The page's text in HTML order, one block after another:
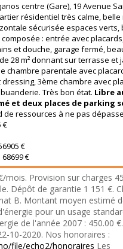
centre (Gare), 19 Avenue
résidentiel très calme, belle
sécurisée espaces verts,
: entrée avec
et douche, garage fermé,
28 m² donnant sur terrasse et
chambre parentale avec
3ème chambre avec
Très bon état. Libre
et deux places de parking
de ressources à ne pas
€
€
€
mois. Provision sur charges
Dépôt de garantie 1 151 €.
B. Montant moyen estimé
pour un usage
de l'année 2007 : 450.00
10-2020. Nos honoraires :
file/echo2/honoraires Les